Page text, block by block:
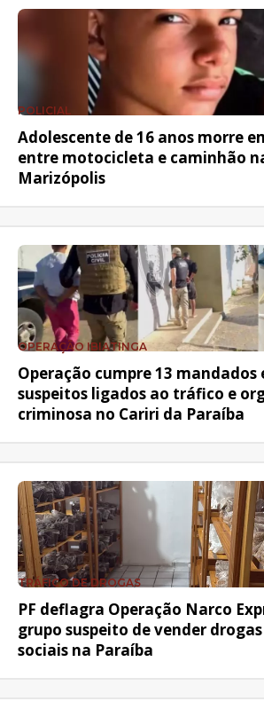
POLICIAL
Adolescente de 16 anos morre
entre motocicleta e caminhão
Marizópolis
OPERAÇÃO IBIATINGA
Operação cumpre 13 mandados
suspeitos ligados ao tráfico e
criminosa no Cariri da Paraíba
TRÁFICO DE DROGAS
PF deflagra Operação Narco
grupo suspeito de vender
sociais na Paraíba